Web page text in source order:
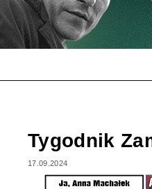
Tygodnik
17.09.2024